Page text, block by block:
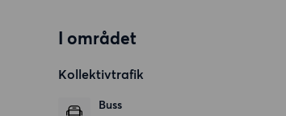
I området
Kollektivtrafik
Buss